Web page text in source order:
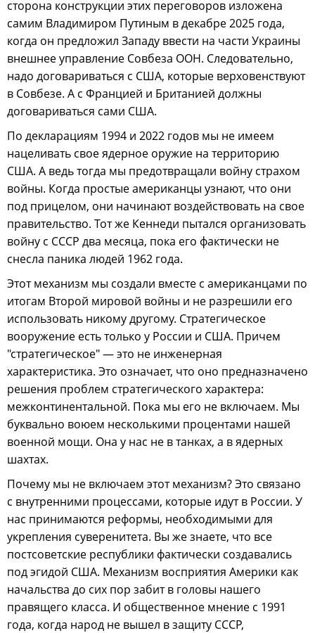
сторона конструкции этих переговоров изложена
самим Владимиром Путиным в декабре 2025 года,
когда он предложил Западу ввести на части Украины
внешнее управление Совбеза ООН. Следовательно,
надо договариваться с США, которые верховенствуют
в Совбезе. А с Францией и Британией должны
договариваться сами США.
По декларациям 1994 и 2022 годов мы не имеем
нацеливать свое ядерное оружие на территорию
США. А ведь тогда мы предотвращали войну страхом
войны. Когда простые американцы узнают, что они
под прицелом, они начинают воздействовать на свое
правительство. Тот же Кеннеди пытался организовать
войну с СССР два месяца, пока его фактически не
снесла паника людей 1962 года.
Этот механизм мы создали вместе с американцами по
итогам Второй мировой войны и не разрешили его
использовать никому другому. Стратегическое
вооружение есть только у России и США. Причем
"стратегическое" — это не инженерная
характеристика. Это означает, что оно предназначено
решения проблем стратегического характера:
межконтинентальной. Пока мы его не включаем. Мы
буквально воюем несколькими процентами нашей
военной мощи. Она у нас не в танках, а в ядерных
шахтах.
Почему мы не включаем этот механизм? Это связано
с внутренними процессами, которые идут в России. У
нас принимаются реформы, необходимыми для
укрепления суверенитета. Вы же знаете, что все
постсоветские республики фактически создавались
под эгидой США. Механизм восприятия Америки как
начальства до сих пор забит в головы нашего
правящего класса. И общественное мнение с 1991
года, когда народ не вышел в защиту СССР,